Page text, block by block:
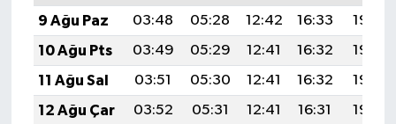
9 Ağu Paz
03:48 05:28 12:42 16:33
19:45
10 Ağu Pts
03:49 05:29 12:41 16:32
19:44
11 Ağu Sal
03:51 05:30 12:41 16:32
19:43
12 Ağu Çar
03:52 05:31 12:41 16:31
19:42